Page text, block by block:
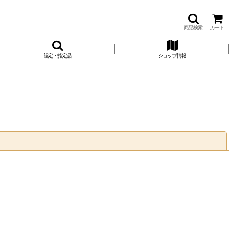
商品検索 カート
認定・指定品 ショップ情報